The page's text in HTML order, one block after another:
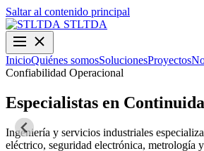
Saltar al contenido principal
STLTDA
InicioQuiénes somosSolucionesProyectos
Confiabilidad Operacional
Especialistas en
Ingeniería y servicios industriales
eléctrico, seguridad electrónica, metrología